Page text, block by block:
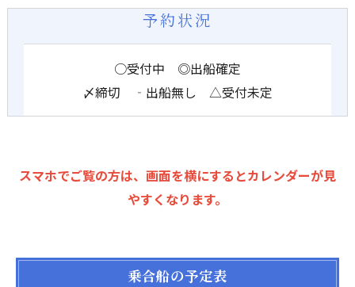
予約状況
○受付中 ◎出船確定
〆締切 ‐出船無し △受付未定
スマホでご覧の方は、画面を横にするとカレンダーが見
やすくなります。
乗合船の予定表